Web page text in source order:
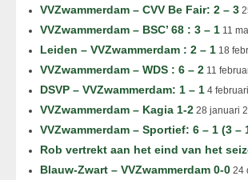
VVZwammerdam – CVV Be Fair: 2 – 3
VVZwammerdam – BSC’ 68 : 3 – 1 11
Leiden – VVZwammerdam : 2 – 1 18
VVZwammerdam – WDS : 6 – 2 11
DSVP – VVZwammerdam: 1 – 1 4
VVZwammerdam – Kagia 1-2 28 januari
VVZwammerdam – Sportief: 6 – 1 (3 –
Rob vertrekt aan het eind van het
Blauw-Zwart – VVZwammerdam 0-0 24